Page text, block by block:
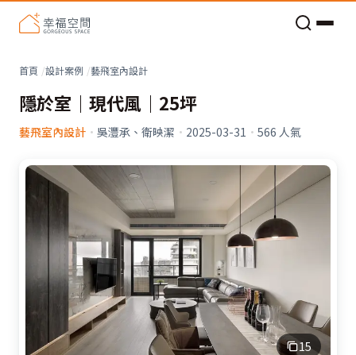
首頁 設計案例 藝飛室內設計
隱於室｜現代風｜25坪
藝飛室內設計 · 吳灃承、衛映潔 · 2025-03-31 · 566 人氣
15